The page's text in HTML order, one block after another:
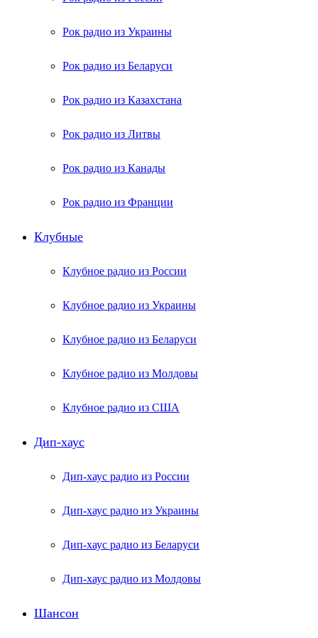
Рок радио из Украины
Рок радио из Беларуси
Рок радио из Казахстана
Рок радио из Литвы
Рок радио из Канады
Рок радио из Франции
Клубные
Клубное радио из России
Клубное радио из Украины
Клубное радио из Беларуси
Клубное радио из Молдовы
Клубное радио из США
Дип-хаус
Дип-хаус радио из России
Дип-хаус радио из Украины
Дип-хаус радио из Беларуси
Дип-хаус радио из Молдовы
Шансон